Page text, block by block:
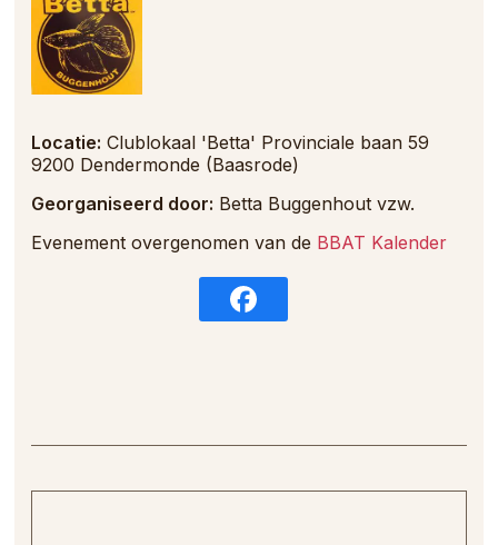
Locatie: Clublokaal 'Betta' Provinciale baan 59
9200 Dendermonde (Baasrode)
Georganiseerd door: Betta Buggenhout vzw.
Evenement overgenomen van de BBAT Kalender